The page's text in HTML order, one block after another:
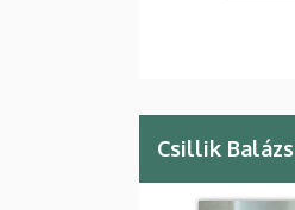
Csillik Balázs